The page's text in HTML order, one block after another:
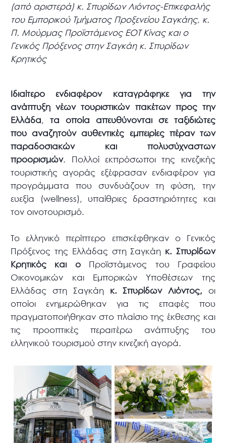
(από αριστερά) κ. Σπυρίδων Λιόντος-Επικεφαλής
του Εμπορικού Τμήματος Προξενείου Σαγκάης, κ.
Π. Μούρμας Προϊστάμενος ΕΟΤ Κίνας και ο
Γενικός Πρόξενος στην Σαγκάη κ. Σπυρίδων
Κρητικός
Ιδιαίτερο ενδιαφέρον καταγράφηκε για την
ανάπτυξη νέων τουριστικών πακέτων προς την
Ελλάδα,τα οποία απευθύνονται σε ταξιδιώτες
που αναζητούν αυθεντικές εμπειρίες πέραν των
παραδοσιακών και πολυσύχναστων
προορισμών. Πολλοί εκπρόσωποι της κινεζικής
τουριστικής αγοράς εξέφρασαν ενδιαφέρον για
προγράμματα που συνδυάζουν τη φύση, την
ευεξία (wellness), υπαίθριες δραστηριότητες και
τον οινοτουρισμό.
Το ελληνικό περίπτερο επισκέφθηκαν ο Γενικός
Πρόξενος της Ελλάδας στη Σαγκάη κ. Σπυρίδων
Κρητικός και ο Προϊστάμενος του Γραφείου
Οικονομικών και Εμπορικών Υποθέσεων της
Ελλάδας στη Σαγκάηκ. Σπυρίδων Λιόντος, οι
οποίοι ενημερώθηκαν για τις επαφές που
πραγματοποιήθηκαν στο πλαίσιο της έκθεσης και
τις προοπτικές περαιτέρω ανάπτυξης του
ελληνικού τουρισμού στην κινεζική αγορά.